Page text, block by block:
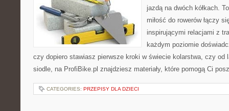
jazdą na dwóch kółkach.
miłość do rowerów łączy
inspirującymi relacjami z
każdym poziomie
czy dopiero stawiasz pierwsze kroki w świecie kolarstwa, czy od
siodle, na ProfiBike.pl znajdziesz materiały, które pomogą Ci
CATEGORIES: PRZEPISY DLA DZIECI